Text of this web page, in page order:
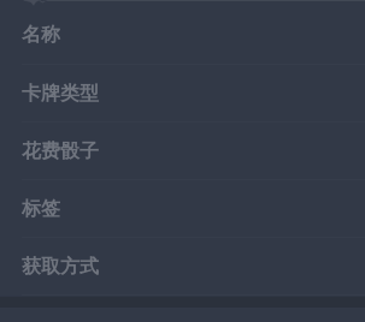
名称
卡牌类型
花费骰子
标签
获取方式